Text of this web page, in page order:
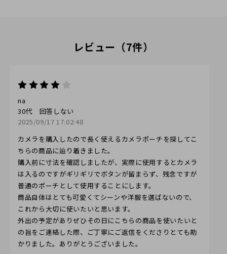
レビュー（7件）
na
30代
回答しない
2025/09/17 17:02:48
カメラを購入したので長く使えるカメラポーチを探してこ
ちらの商品に辿り着きました。
購入前に寸法を確認しましたが、実際に使用するとカメラ
は入るのですがギリギリでボタンが留まらず、残念ですが
普通のポーチとして使用することにします。
商品自体はとても可愛くてシーンや洋服を選ばないので、
これから大切に使いたいと思います。
外出の予定がありぜひその日にこちらの商品を使いたいと
の旨をご連絡した際、ご丁寧にご返信をくださりとても助
かりました。ありがとうございました。